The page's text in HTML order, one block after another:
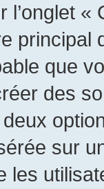
l’onglet
principal
que
des
sur
les